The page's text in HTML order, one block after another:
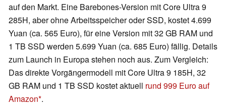
auf den Markt. Eine Barebones-Version mit Core Ultra 9
285H, aber ohne Arbeitsspeicher oder SSD, kostet 4.699
Yuan (ca. 565 Euro), für eine Version mit 32 GB RAM und
1 TB SSD werden 5.699 Yuan (ca. 685 Euro) fällig. Details
zum Launch in Europa stehen noch aus. Zum Vergleich:
Das direkte Vorgängermodell mit Core Ultra 9 185H, 32
GB RAM und 1 TB SSD kostet aktuell rund 999 Euro auf
Amazon .